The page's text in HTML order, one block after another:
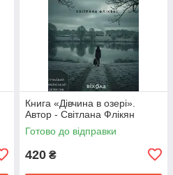
Книга «Дівчина в озері».
Автор - Світлана Флікян
Готово до відправки
420 ₴